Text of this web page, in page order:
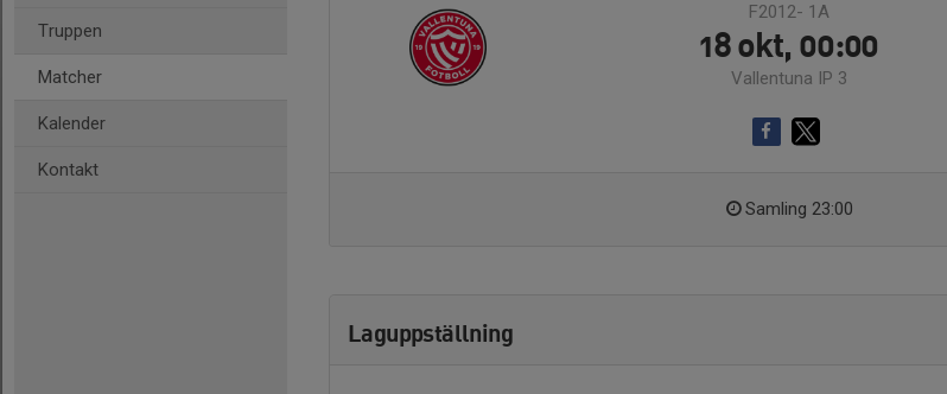
Truppen
Matcher
Kalender
Kontakt
F2012- 1A
18 okt, 00:00
Vallentuna IP 3
Samling 23:00
Laguppställning